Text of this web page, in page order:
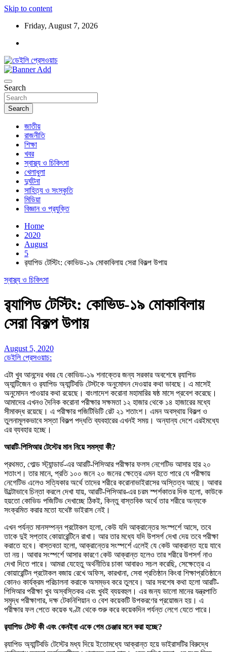
Skip to content
Friday, August 7, 2026
ডেইলি প্রেসওয়াচ
Search
Search
জাতীয়
রাজনীতি
শিক্ষা
খবর
স্বাস্থ্য ও চিকিৎসা
খেলাধুলা
দুর্ঘটনা
সাহিত্য ও সংস্কৃতি
মিডিয়া
বিজ্ঞান ও প্রযুক্তি
Home
2020
August
5
র‌্যাপিড টেস্টিং: কোভিড-১৯ মোকাবিলায় সেরা বিকল্প উপায়
স্বাস্থ্য ও চিকিৎসা
র‌্যাপিড টেস্টিং: কোভিড-১৯ মোকাবিলায়
সেরা বিকল্প উপায়
August 5, 2020
ডেইলি প্রেসওয়াচ:
এটা খুব আনন্দের খবর যে কোভিড-১৯ শনাক্তের জন্য সরকার অবশেষে র‌্যাপিড
অ্যান্টিজেন ও র‌্যাপিড অ্যান্টিবডি টেস্টকে অনুমোদন দেওয়ার কথা ভাবছে। এ মাসেই
অনুমোদন পাওয়ার কথা রয়েছে। বাংলাদেশ করোনা মহামারির ষষ্ঠ মাসে প্রবেশ করেছে।
আমাদের এখনও দৈনিক করোনা পরীক্ষার সক্ষমতা ১২ হাজার থেকে ১৪ হাজারের মধ্যে
সীমাবদ্ধ রয়েছে। এ পরীক্ষার পজিটিভিটি রেট ২১ শতাংশ। এমন অবস্থায় বিকল্প ও
তুলনামূলকভাবে সস্তা বিকল্প পদ্ধতি ব্যবহারের এখনই সময়। অন্যান্য দেশে এরইমধ্যে
এর ব্যবহার হচ্ছে।
আরটি-পিসিআর টেস্টের মান নিয়ে সমস্যা কী?
প্রথমত, গোল্ড স্ট্যান্ডার্ড-এর আরটি-পিসিআর পরীক্ষার ফলস নেগেটিভ আসার হার ২০
শতাংশ। তার মানে, প্রতি ১০০ জনে ২০ জনের ক্ষেত্রে এমন হতে পারে যে পরীক্ষায়
নেগেটিভ এলেও সত্যিকার অর্থে তাদের শরীরে করোনাভাইরাসের অস্তিত্ব আছে। আবার
উল্টোভাবে চিন্তা করলে দেখা যায়, আরটি-পিসিআর-এর চরম স্পর্শকাতর দিক হলো, কাউকে
হয়তো কোভিড পজিটিভ দেখাচ্ছে ঠিকই, কিন্তু বাস্তবিক অর্থে তার শরীরে অন্যকে
সংক্রমিত করার মতো যথেষ্ট ভাইরাস নেই।
এখন পর্যন্ত মানসম্পন্ন প্রটোকল হলো, কেউ যদি আক্রান্তের সংস্পর্শে আসে, তবে
তাকে দুই সপ্তাহ কোয়ারেন্টিনে রাখা। আর তার মধ্যে যদি উপসর্গ দেখা দেয় তবে পরীক্ষা
করাতে হবে। বাস্তবতা হলো, আক্রান্তের সংস্পর্শে এলেই যে কেউ আক্রান্ত হয়ে যাবে
তা নয়। আবার সংস্পর্শে আসার কারণে কেউ আক্রান্ত হলেও তার শরীরে উপসর্গ নাও
দেখা দিতে পারে। আমরা যেহেতু অর্থনীতির চাকা আবারও সচল করেছি, সেক্ষেত্রে এ
কোয়ারেন্টিন প্রটোকল বজায় রেখে অফিস, কারখানা, সেবা প্রতিষ্ঠান কিংবা শিক্ষাপ্রতিষ্ঠানে
কোনও কার্যক্রম পরিচালনা করাকে অসম্ভব করে তুলবে। আর সবশেষ কথা হলো আরটি-
পিসিআর পরীক্ষা খুব অস্বস্তিকর এবং খুবই ব্যয়বহুল। এর জন্য ভালো মানের যন্ত্রপাতি
সমৃদ্ধ পরীক্ষাগার, দক্ষ টেকনিশিয়ান ও বেশ কয়েকটি উপকরণের প্রয়োজন হয়। এ
পরীক্ষার ফল পেতে কয়েক ঘণ্টা থেকে শুরু করে কয়েকদিন পর্যন্ত লেগে যেতে পারে।
র‌্যাপিড টেস্ট কী এবং কেনইবা একে গেম চেঞ্জার মনে করা হচ্ছে?
র‌্যাপিড অ্যান্টিবডি টেস্টের মধ্য দিয়ে ইতোমধ্যে আক্রান্ত হয়ে ভাইরাসটির বিরুদ্ধে